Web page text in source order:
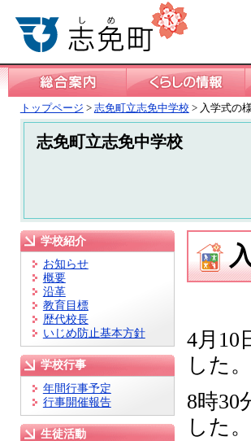
トップページ > 志免町立志免中学校 > 入学式の
志免町立志免中学校
学校紹介
お知らせ
概要
沿革
教育目標
歴代校長
いじめ防止基本方針
学校行事
年間行事予定
行事開催報告
生徒活動
4月
した。
8時
した。